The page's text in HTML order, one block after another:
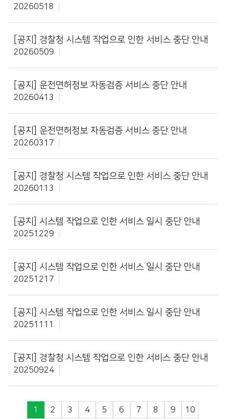
20260518
[공지] 경찰청 시스템 작업으로 인한 서비스 중단 안내
20260509
[공지] 운전면허정보 자동검증 서비스 중단 안내
20260413
[공지] 운전면허정보 자동검증 서비스 중단 안내
20260317
[공지] 경찰청 시스템 작업으로 인한 서비스 중단 안내
20260113
[공지] 시스템 작업으로 인한 서비스 일시 중단 안내
20251229
[공지] 시스템 작업으로 인한 서비스 일시 중단 안내
20251217
[공지] 시스템 작업으로 인한 서비스 일시 중단 안내
20251111
[공지] 경찰청 시스템 작업으로 인한 서비스 중단 안내
20250924
1 2 3 4 5 6 7 8 9 10